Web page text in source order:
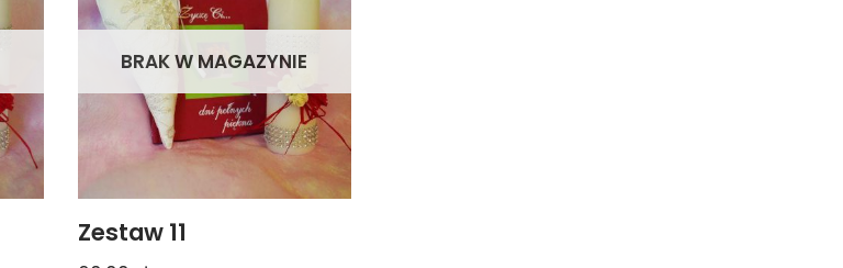
BRAK W MAGAZYNIE
Zestaw 11